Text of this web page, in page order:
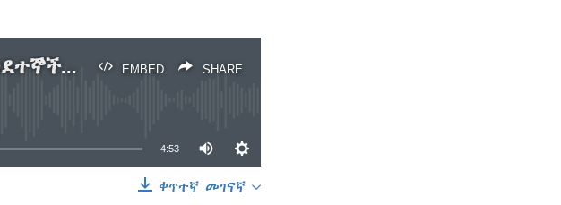
EMBED SHARE
በዓለም አቀፉ የስደተኞች ቀን በክትባቱ ስደተኞችም ይታሰቡ
4:53
ቀጥተኛ መገናኛ